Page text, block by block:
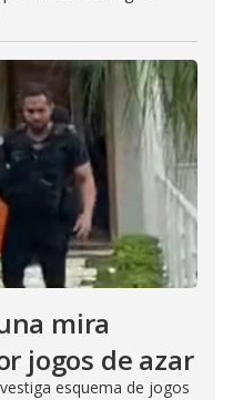
mira
jogos de azar
esquema de jogos